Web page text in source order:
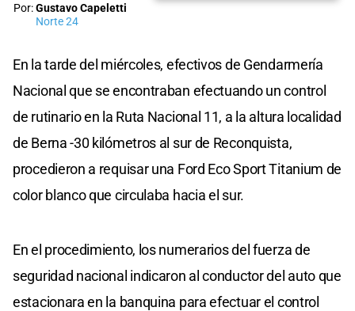
Por:Gustavo Capeletti
Norte 24
En la tarde del miércoles, efectivos de Gendarmería
Nacional que se encontraban efectuando un control
de rutinario en la Ruta Nacional 11, a la altura localidad
de Berna -30 kilómetros al sur de Reconquista,
procedieron a requisar una Ford Eco Sport Titanium de
color blanco que circulaba hacia el sur.
En el procedimiento, los numerarios del fuerza de
seguridad nacional indicaron al conductor del auto que
estacionara en la banquina para efectuar el control